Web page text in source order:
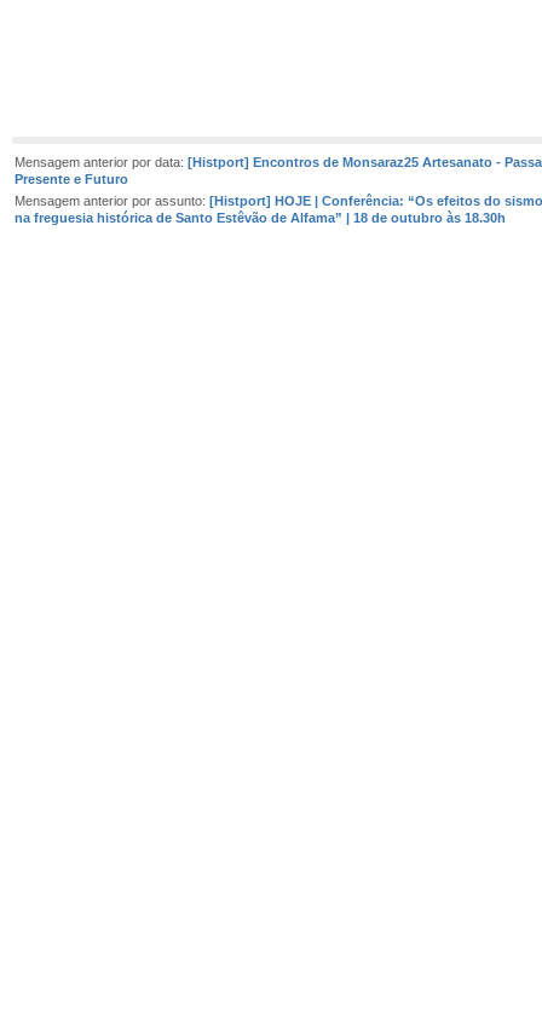
Mensagem anterior por data: [Histport] Encontros de Monsaraz25 Artesanato -
Presente e Futuro
Mensagem anterior por assunto: [Histport] HOJE | Conferência: “Os efeitos do
na freguesia histórica de Santo Estêvão de Alfama” | 18 de outubro às 18.30h